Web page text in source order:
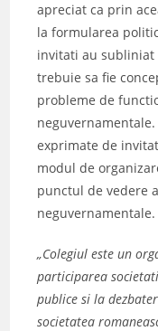
apreciat ca prin
la formularea
invitati au subliniat
trebuie sa fie
probleme de
exprimate de
modul de
punctul de vedere
neguvernamentale.
„Colegiul este un
participarea
publice si la
societatea